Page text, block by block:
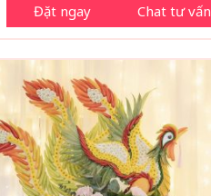
Đặt ngay Chat tư vấn